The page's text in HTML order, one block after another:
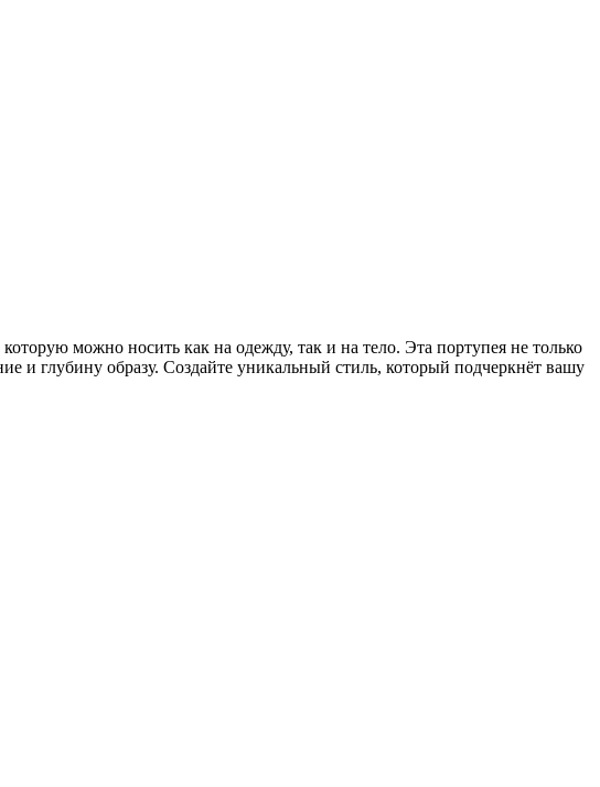
можно носить как на одежду, так и на тело. Эта портупея не только
и глубину образу. Создайте уникальный стиль, который подчеркнёт вашу